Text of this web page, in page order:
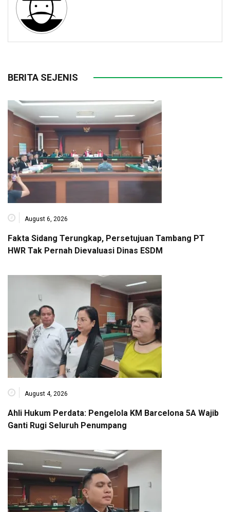
BERITA SEJENIS
August 6, 2026
Fakta Sidang Terungkap, Persetujuan Tambang PT
HWR Tak Pernah Dievaluasi Dinas ESDM
August 4, 2026
Ahli Hukum Perdata: Pengelola KM Barcelona 5A Wajib
Ganti Rugi Seluruh Penumpang